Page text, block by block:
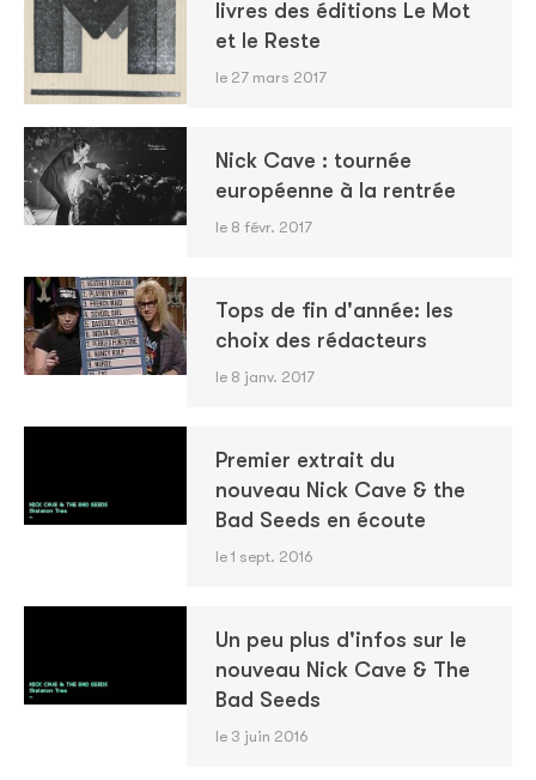
livres des éditions Le Mot
et le Reste
le 27 mars 2017
Nick Cave : tournée
européenne à la rentrée
le 8 févr. 2017
Tops de fin d'année: les
choix des rédacteurs
le 8 janv. 2017
Premier extrait du
nouveau Nick Cave & the
Bad Seeds en écoute
le 1 sept. 2016
Un peu plus d'infos sur le
nouveau Nick Cave & The
Bad Seeds
le 3 juin 2016